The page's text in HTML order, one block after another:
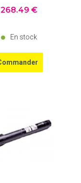
268.49 €
En stock